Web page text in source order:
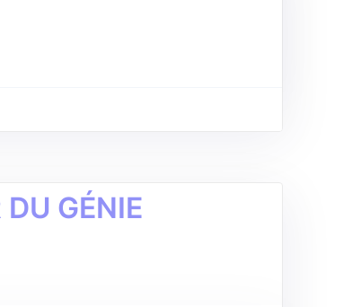
GÉNIE